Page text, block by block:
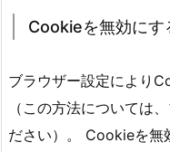
Сооkіеを無効にす
ブラウザー設定により
（この方法については
ださい）。 Сооkіеを無